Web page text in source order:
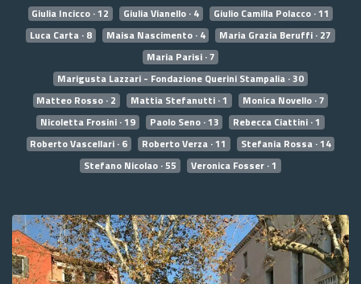
Giulia Incicco · 12
Giulia Vianello · 4
Giulio Camilla Polacco · 11
Luca Carta · 8
Maisa Nascimento · 4
Maria Grazia Beruffi · 27
Maria Parisi · 7
Marigusta Lazzari - Fondazione Querini Stampalia · 30
Matteo Rosso · 2
Mattia Stefanutti · 1
Monica Novello · 7
Nicoletta Frosini · 19
Paolo Seno · 13
Rebecca Ciattini · 1
Roberto Vascellari · 6
Roberto Verza · 11
Stefania Rossa · 14
Stefano Nicolao · 55
Veronica Fosser · 1